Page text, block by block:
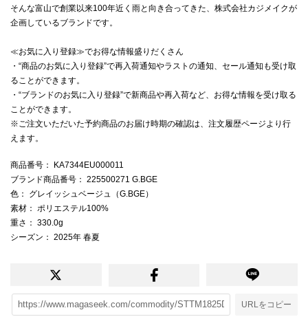
そんな富山で創業以来100年近く雨と向き合ってきた、株式会社カジメイクが
企画しているブランドです。
≪お気に入り登録≫でお得な情報盛りだくさん
・“商品のお気に入り登録”で再入荷通知やラストの通知、セール通知も受け取
ることができます。
・“ブランドのお気に入り登録”で新商品や再入荷など、お得な情報を受け取る
ことができます。
※ご注文いただいた予約商品のお届け時期の確認は、注文履歴ページより行
えます。
商品番号 ： KA7344EU000011
ブランド商品番号 ： 225500271 G.BGE
色 ： グレイッシュベージュ（G.BGE）
素材 ： ポリエステル100%
重さ ： 330.0g
シーズン ： 2025年 春夏
URLをコピー